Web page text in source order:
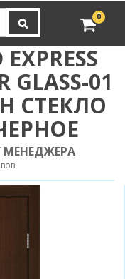
0
01
СТЕКЛО